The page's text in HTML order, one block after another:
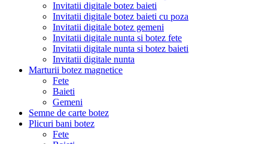
Invitatii digitale botez baieti
Invitatii digitale botez baieti cu poza
Invitatii digitale botez gemeni
Invitatii digitale nunta si botez fete
Invitatii digitale nunta si botez baieti
Invitatii digitale nunta
Marturii botez magnetice
Fete
Baieti
Gemeni
Semne de carte botez
Plicuri bani botez
Fete